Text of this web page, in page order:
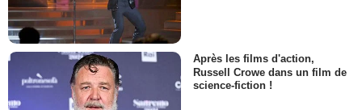
Après les films d'action,
Russell Crowe dans un film de
science-fiction !